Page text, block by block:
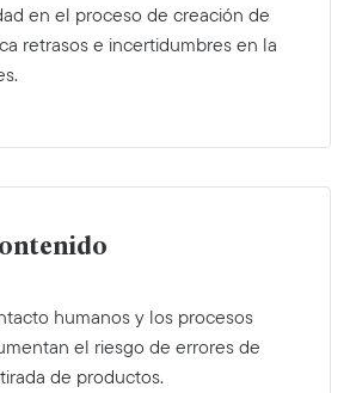
en el proceso de creación de
retrasos e incertidumbres en la
humanos y los procesos
el riesgo de errores de
de productos.